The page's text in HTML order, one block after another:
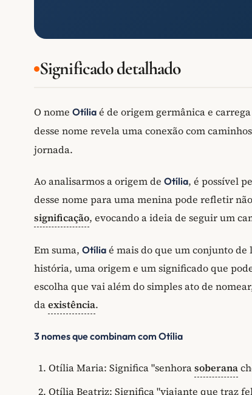
Significado detalhado
O nome Otília é de origem germânica e
desse nome revela uma conexão com
jornada.
Ao analisarmos a origem de Otília, é possível
desse nome para uma menina pode refletir
significação, evocando a ideia de seguir um
Em suma, Otília é mais do que um conjunto
história, uma origem e um significado que
escolha que vai além do simples ato de
daexistência.
3 nomes que combinam com Otília
Otília Maria: Significa "senhorasoberana
Otília Beatriz: Significa "viajante que traz